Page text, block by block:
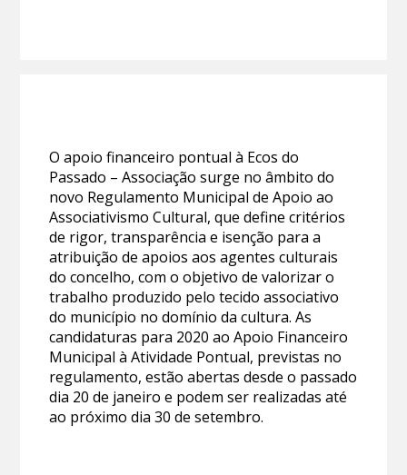
O apoio financeiro pontual à Ecos do
Passado – Associação surge no âmbito do
novo Regulamento Municipal de Apoio ao
Associativismo Cultural, que define critérios
de rigor, transparência e isenção para a
atribuição de apoios aos agentes culturais
do concelho, com o objetivo de valorizar o
trabalho produzido pelo tecido associativo
do município no domínio da cultura. As
candidaturas para 2020 ao Apoio Financeiro
Municipal à Atividade Pontual, previstas no
regulamento, estão abertas desde o passado
dia 20 de janeiro e podem ser realizadas até
ao próximo dia 30 de setembro.